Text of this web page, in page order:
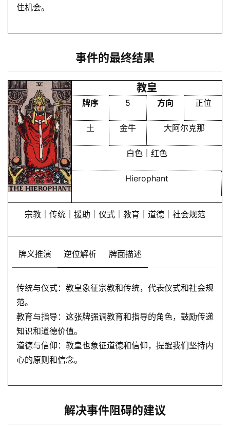
住机会。
事件的最终结果
教皇
牌序 5 方向 正位
土 金牛 大阿尔克那
白色｜红色
Hierophant
宗教｜传统｜援助｜仪式｜教育｜道德｜社会规范
牌义推演 逆位解析 牌面描述
传统与仪式：教皇象征宗教和传统，代表仪式和社会规
范。
教育与指导：这张牌强调教育和指导的角色，鼓励传递
知识和道德价值。
道德与信仰：教皇也象征道德和信仰，提醒我们坚持内
心的原则和信念。
解决事件阻碍的建议